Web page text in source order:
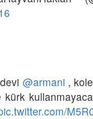
@armani ,